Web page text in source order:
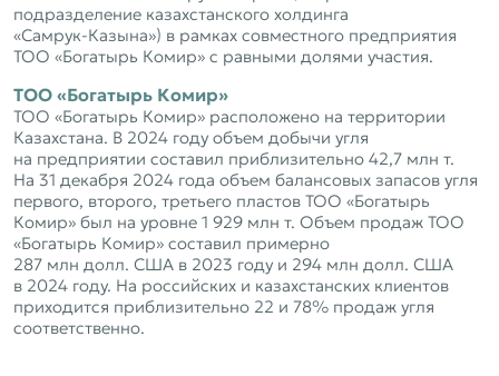
подразделение казахстанского холдинга
«Самрук‑Казына») в рамках совместного предприятия
ТОО «Богатырь Комир» с равными долями участия.
ТОО «Богатырь Комир»
ТОО «Богатырь Комир» расположено на территории
Казахстана. В 2024 году объем добычи угля
на предприятии составил приблизительно 42,7 млн т.
На 31 декабря 2024 года объем балансовых запасов угля
первого, второго, третьего пластов ТОО «Богатырь
Комир» был на уровне 1 929 млн т. Объем продаж ТОО
«Богатырь Комир» составил примерно
287 млн долл. США в 2023 году и 294 млн долл. США
в 2024 году. На российских и казахстанских клиентов
приходится приблизительно 22 и 78% продаж угля
соответственно.